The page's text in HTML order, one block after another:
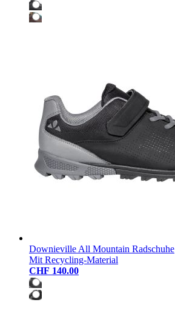
Downieville All Mountain Radschuhe
Mit Recycling-Material
CHF 140.00